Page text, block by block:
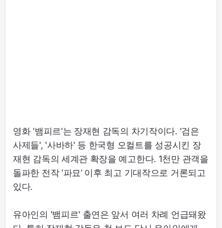
영화 '뱀피르'는 장재현 감독의 차기작이다. '검은
사제들', '사바하' 등 한국형 오컬트를 성공시킨 장
재현 감독의 세계관 확장을 예고한다. 1천만 관객을
돌파한 전작 ‘파묘’ 이후 최고 기대작으로 거론되고
있다.
유아인의 '뱀피르' 출연은 앞서 여러 차례 언급돼왔